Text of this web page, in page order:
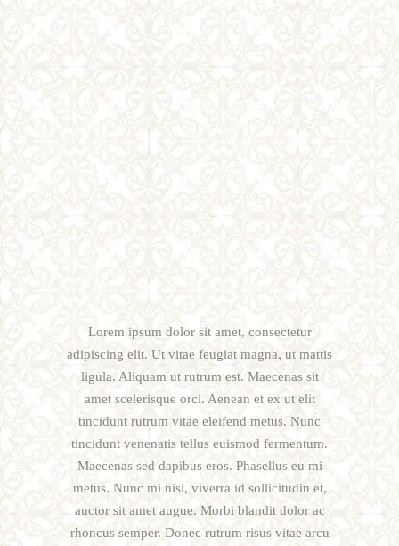
Lorem ipsum dolor sit amet, consectetur
adipiscing elit. Ut vitae feugiat magna, ut mattis
ligula. Aliquam ut rutrum est. Maecenas sit
amet scelerisque orci. Aenean et ex ut elit
tincidunt rutrum vitae eleifend metus. Nunc
tincidunt venenatis tellus euismod fermentum.
Maecenas sed dapibus eros. Phasellus eu mi
metus. Nunc mi nisl, viverra id sollicitudin et,
auctor sit amet augue. Morbi blandit dolor ac
rhoncus semper. Donec rutrum risus vitae arcu